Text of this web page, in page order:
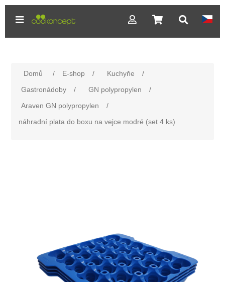
Domů / E-shop / Kuchyňe
/
Gastronádoby
/ GN polypropylen
/
Araven GN polypropylen
/
náhradní plata do boxu na vejce modré (set 4 ks)